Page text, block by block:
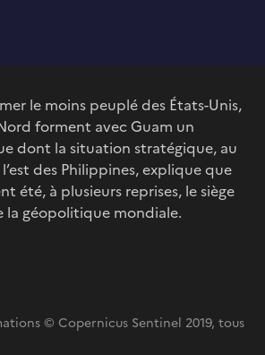
le moins peuplé des États-Unis,
forment avec Guam un
dont la situation stratégique, au
des Philippines, explique que
été, à plusieurs reprises, le siège
la géopolitique mondiale.
© Copernicus Sentinel 2019, tous